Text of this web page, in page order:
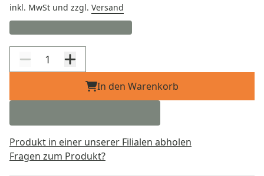
inkl. MwSt und zzgl. Versand
In den Warenkorb
Produkt in einer unserer Filialen abholen
Fragen zum Produkt?